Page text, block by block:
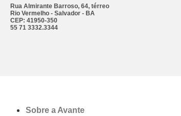
Rua Almirante Barroso, 64, térreo
Rio Vermelho - Salvador - BA
CEP: 41950-350
55 71 3332.3344
Sobre a Avante